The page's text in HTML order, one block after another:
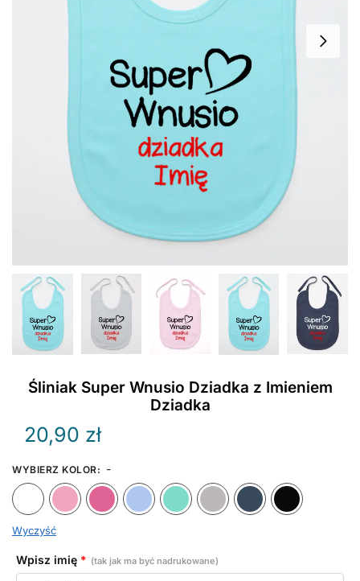
Śliniak Super Wnusio Dziadka z Imieniem
Dziadka
20,90 zł
WYBIERZ KOLOR: -
Biały
Różowy Ciemny Różowy
Błękitny MiętowySzary
Wyczyść
Wpisz imię * (tak jak ma być nadrukowane)